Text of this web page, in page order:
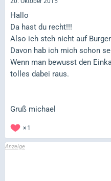
Hallo
Da hast du recht!!!
Also ich steh nicht auf
Davon hab ich mich schon
Wenn man bewusst den
tolles dabei raus.
Gruß michael
1